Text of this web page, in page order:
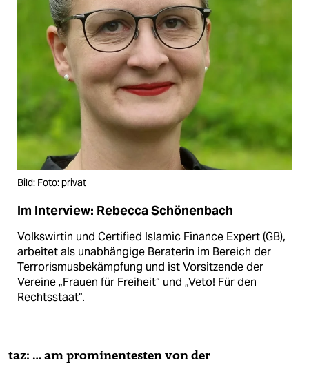
Bild: Foto: privat
Im Interview: Rebecca Schönenbach ​
Volkswirtin und Certified Islamic Finance Expert (GB),
arbeitet als unabhängige Beraterin im Bereich der
Terrorismusbekämpfung und ist Vorsitzende der
Vereine „Frauen für Freiheit“ und „Veto! Für den
Rechtsstaat“.
taz: … am prominentesten von der